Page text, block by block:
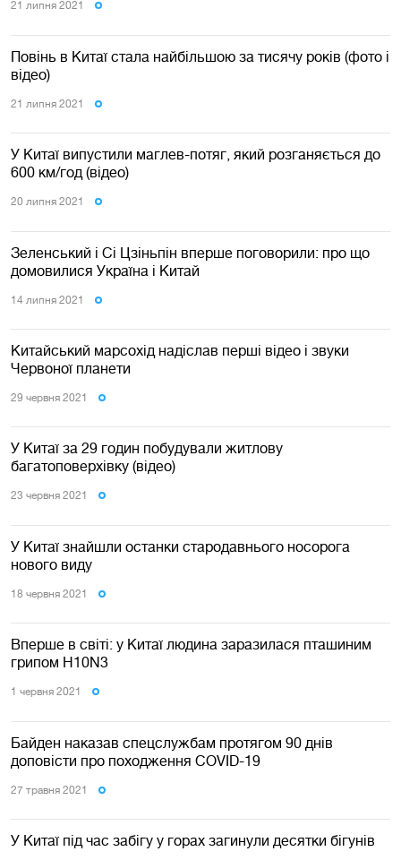
21 липня 2021
Повінь в Китаї стала найбільшою за тисячу років (фото і
відео)
21 липня 2021
У Китаї випустили маглев-потяг, який розганяється до
600 км/год (відео)
20 липня 2021
Зеленський і Сі Цзіньпін вперше поговорили: про що
домовилися Україна і Китай
14 липня 2021
Китайський марсохід надіслав перші відео і звуки
Червоної планети
29 червня 2021
У Китаї за 29 годин побудували житлову
багатоповерхівку (відео)
23 червня 2021
У Китаї знайшли останки стародавнього носорога
нового виду
18 червня 2021
Вперше в світі: у Китаї людина заразилася пташиним
грипом H10N3
1 червня 2021
Байден наказав спецслужбам протягом 90 днів
доповісти про походження COVID-19
27 травня 2021
У Китаї під час забігу у горах загинули десятки бігунів